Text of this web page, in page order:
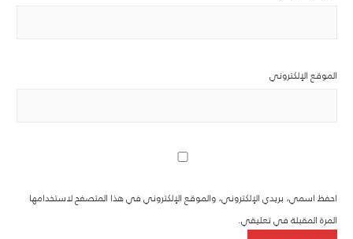
الموقع الإلكتروني
احفظ اسمي، بريدي الإلكتروني، والموقع الإلكتروني في هذا المتصفح لاستخدامها
المرة المقبلة في تعليقي.